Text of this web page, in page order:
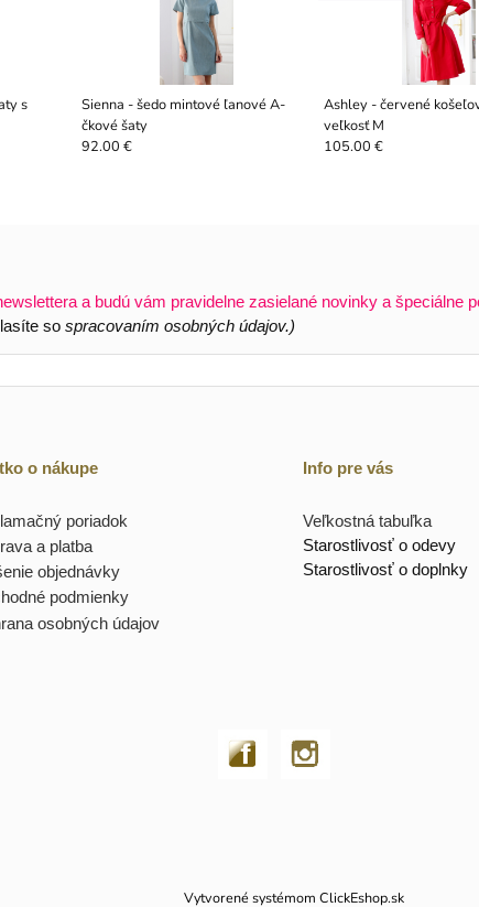
s
Sienna - šedo mintové ľanové A-
čkové šaty
92.00 €
Ashley - červené
veľkosť M
105.00 €
a budú vám pravidelne zasielané novinky a špeciálne
so spracovaním osobných údajov.)
o nákupe
poriadok
a platba
objednávky
podmienky
osobných údajov
Info pre vás
Veľkostná tabuľka
Starostlivosť o odevy
Starostlivosť o doplnky
Vytvorené systémom ClickEshop.sk